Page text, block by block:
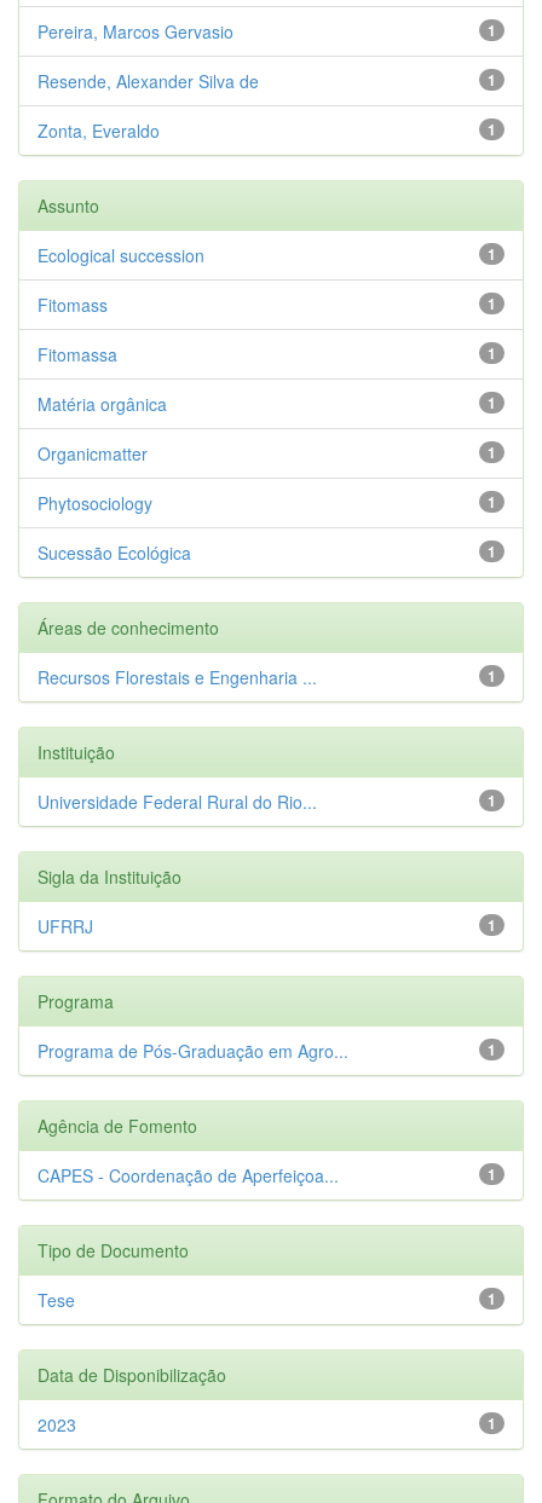
1
Pereira, Marcos Gervasio
1
Resende, Alexander Silva de
1
Zonta, Everaldo
Assunto
1
Ecological succession
1
Fitomass
1
Fitomassa
1
Matéria orgânica
1
Organicmatter
1
Phytosociology
1
Sucessão Ecológica
Áreas de conhecimento
1
Recursos Florestais e Engenharia ...
Instituição
1
Universidade Federal Rural do Rio...
Sigla da Instituição
1
UFRRJ
Programa
1
Programa de Pós-Graduação em Agro...
Agência de Fomento
1
CAPES - Coordenação de Aperfeiçoa...
Tipo de Documento
1
Tese
Data de Disponibilização
1
2023